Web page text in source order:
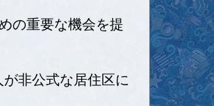
の重要な機会を提
非公式な居住区に